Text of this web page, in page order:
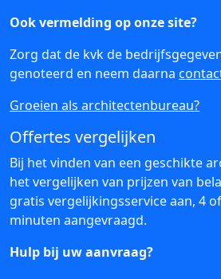
Ook vermelding op onze site?
Zorg dat de kvk de
genoteerd en neem daarna
Groeien als architectenbureau?
Offertes vergelijken
Bij het vinden van een geschikte
het vergelijken van prijzen van
gratis vergelijkingsservice aan, 4
minuten aangevraagd.
Hulp bij uw aanvraag?